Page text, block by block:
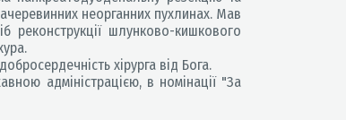
неорганних пухлинах. Мав
реконструкції шлунково-кишкового
хірурга від Бога.
адміністрацією, в номінації "За